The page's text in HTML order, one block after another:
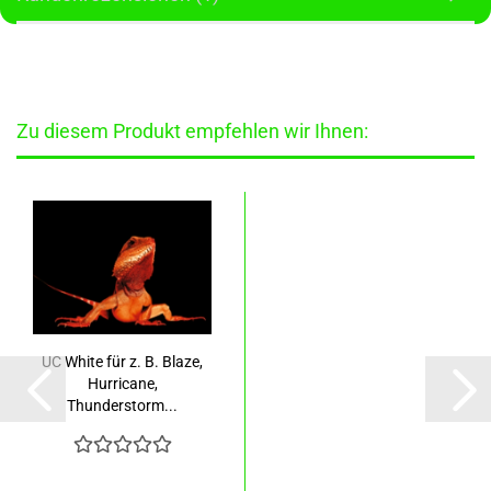
Zu diesem Produkt empfehlen wir Ihnen:
UC White für z. B. Blaze,
Hurricane,
Thunderstorm...